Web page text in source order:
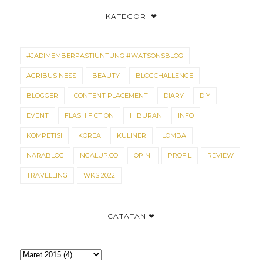
KATEGORI ❤
#JADIMEMBERPASTIUNTUNG #WATSONSBLOG
AGRIBUSINESS BEAUTY BLOGCHALLENGE
BLOGGER CONTENT PLACEMENT DIARY DIY
EVENT FLASH FICTION HIBURAN INFO
KOMPETISI KOREA KULINER LOMBA
NARABLOG NGALUP.CO OPINI PROFIL REVIEW
TRAVELLING WKS 2022
CATATAN ❤